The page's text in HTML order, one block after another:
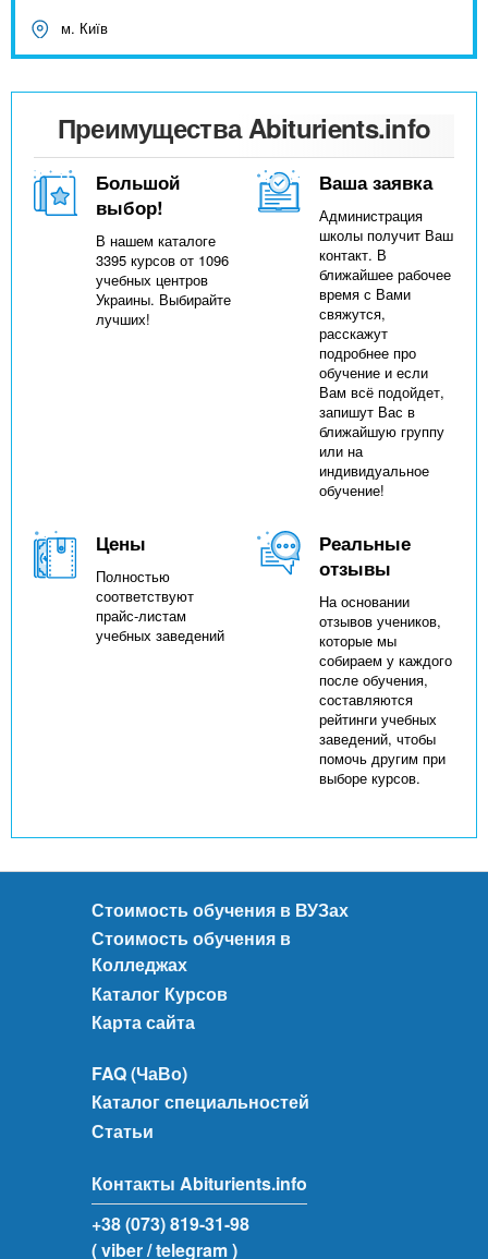
м. Київ
Преимущества Abiturients.info
Большой
выбор!
В нашем каталоге
3395 курсов от 1096
учебных центров
Украины. Выбирайте
лучших!
Ваша заявка
Администрация
школы получит Ваш
контакт. В
ближайшее рабочее
время с Вами
свяжутся,
расскажут
подробнее про
обучение и если
Вам всё подойдет,
запишут Вас в
ближайшую группу
или на
индивидуальное
обучение!
Цены
Полностью
соответствуют
прайс-листам
учебных заведений
Реальные
отзывы
На основании
отзывов учеников,
которые мы
собираем у каждого
после обучения,
составляются
рейтинги учебных
заведений, чтобы
помочь другим при
выборе курсов.
Стоимость обучения в ВУЗах
Стоимость обучения в
Колледжах
Каталог Курсов
Карта сайта
FAQ (ЧаВо)
Каталог специальностей
Статьи
Контакты Abiturients.info
+38 (073) 819-31-98
( viber/ telegram )